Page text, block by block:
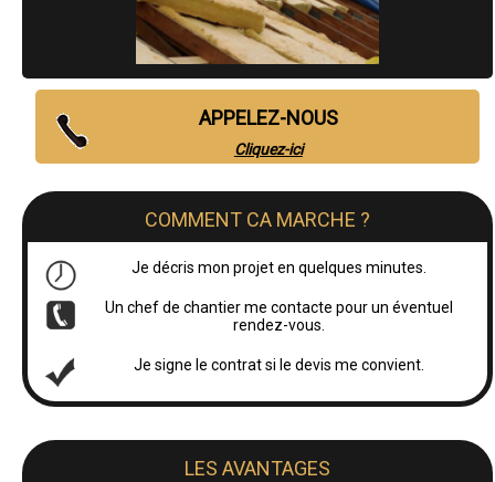
APPELEZ-NOUS
Cliquez-ici
COMMENT CA MARCHE ?
Je décris mon projet en quelques minutes.
Un chef de chantier me contacte pour un éventuel
rendez-vous.
Je signe le contrat si le devis me convient.
LES AVANTAGES